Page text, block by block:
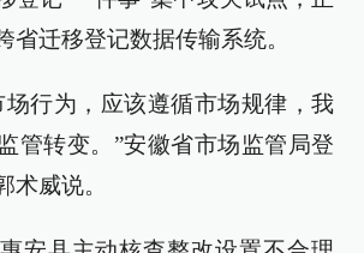
省迁移登记数据传输系统。
场行为，应该遵循市场规律，我
管转变。”安徽省市场监管局登
术威说。